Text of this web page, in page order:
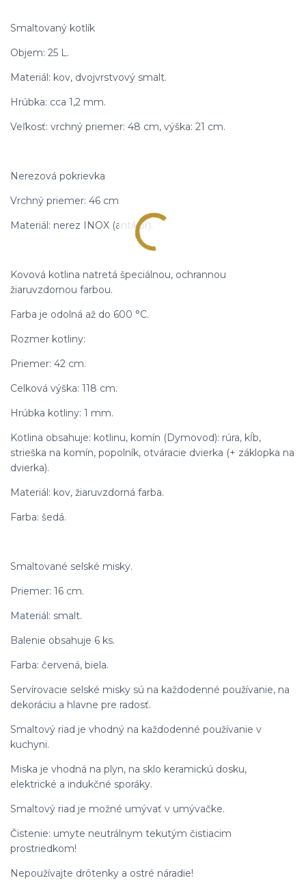
Smaltovaný kotlík
Objem: 25 L.
Materiál: kov, dvojvrstvový smalt.
Hrúbka: cca 1,2 mm.
Veľkosť: vrchný priemer: 48 cm, výška: 21 cm.
Nerezová pokrievka
Vrchný priemer: 46 cm.
Materiál: nerez INOX (antikor).
Kovová kotlina natretá špeciálnou, ochrannou
žiaruvzdornou farbou.
Farba je odolná až do 600 °C.
Rozmer kotliny:
Priemer: 42 cm.
Celková výška: 118 cm.
Hrúbka kotliny: 1 mm.
Kotlina obsahuje: kotlinu, komín (Dymovod): rúra, kĺb,
strieška na komín, popolník, otváracie dvierka (+ záklopka na
dvierka).
Materiál: kov, žiaruvzdorná farba.
Farba: šedá.
Smaltované selské misky.
Priemer: 16 cm.
Materiál: smalt.
Balenie obsahuje 6 ks.
Farba: červená, biela.
Servírovacie selské misky sú na každodenné používanie, na
dekoráciu a hlavne pre radosť.
Smaltový riad je vhodný na každodenné používanie v
kuchyni.
Miska je vhodná na plyn, na sklo keramickú dosku,
elektrické a indukčné sporáky.
Smaltový riad je možné umývať v umývačke.
Čistenie: umyte neutrálnym tekutým čistiacim
prostriedkom!
Nepoužívajte drôtenky a ostré náradie!